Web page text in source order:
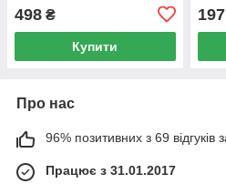
498 ₴
Купити
197
Про нас
96% позитивних з 69 відгуків
Працює з 31.01.2017